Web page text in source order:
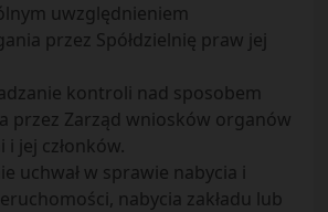
uwzględnieniem
przez Spółdzielnię praw jej
kontroli nad sposobem
przez Zarząd wniosków organów
i jej członków.
uchwał w sprawie nabycia i
nabycia zakładu lub